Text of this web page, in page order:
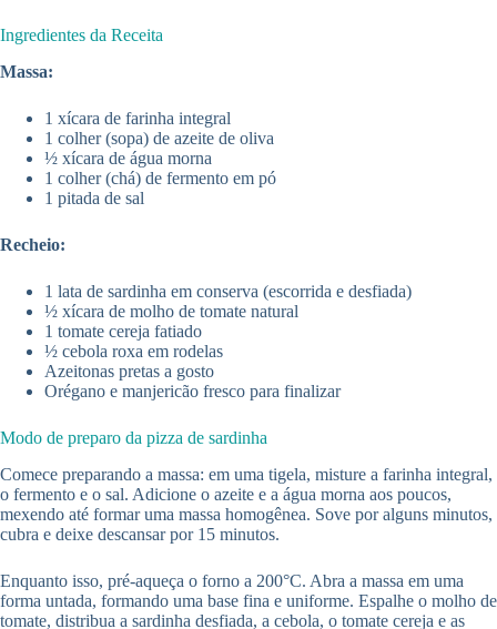
Ingredientes da Receita
Massa:
1 xícara de farinha integral
1 colher (sopa) de azeite de oliva
½ xícara de água morna
1 colher (chá) de fermento em pó
1 pitada de sal
Recheio:
1 lata de sardinha em conserva (escorrida e desfiada)
½ xícara de molho de tomate natural
1 tomate cereja fatiado
½ cebola roxa em rodelas
Azeitonas pretas a gosto
Orégano e manjericão fresco para finalizar
Modo de preparo da pizza de sardinha
Comece preparando a massa: em uma tigela, misture a farinha integral,
o fermento e o sal. Adicione o azeite e a água morna aos poucos,
mexendo até formar uma massa homogênea. Sove por alguns minutos,
cubra e deixe descansar por 15 minutos.
Enquanto isso, pré-aqueça o forno a 200°C. Abra a massa em uma
forma untada, formando uma base fina e uniforme. Espalhe o molho de
tomate, distribua a sardinha desfiada, a cebola, o tomate cereja e as